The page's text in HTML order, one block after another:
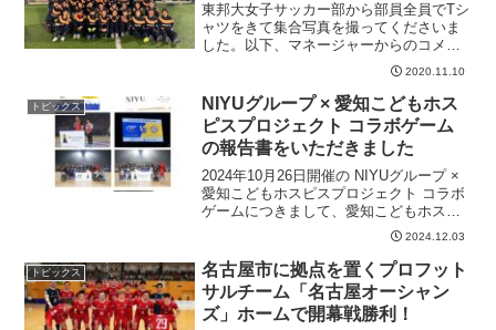
東邦大女子サッカー部から部員全員でTシ
ャツをきて集合写真を撮ってくださいま
した。以下、マネージャーからのコメン
トです。いつもご支援ありがとうござい
ます。全員揃いましたので、御社に提供
していただいたアップ着を着用して記念
撮影をさせていただきま...
2020.11.10
トピックス
NIYUグループ × 愛知こどもホス
ピスプロジェクト コラボゲーム
の報告書をいただきました
2024年10月26日開催の NIYUグループ ×
愛知こどもホスピスプロジェクト コラボ
ゲームにつきまして、愛知こどもホスピ
スプロジェクト様より報告書をいただき
ました。今後もNIYUグループは愛知こど
もホスピスプロジェクトを応援させてい
た...
2024.12.03
トピックス
名古屋市に拠点を置くプロフット
サルチーム「名古屋オーシャン
ズ」ホームで開幕戦勝利！